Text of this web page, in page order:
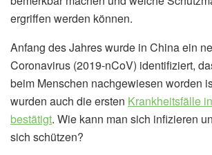
ergriffen werden können.
Anfang des Jahres wurde in China ein
Coronavirus (2019-nCoV) identifiziert,
beim Menschen nachgewiesen worden
wurden auch die ersten Krankheitsfälle
bestätigt. Wie kann man sich infizieren
sich schützen?